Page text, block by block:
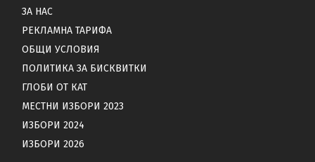
ЗА НАС
РЕКЛАМНА ТАРИФА
ОБЩИ УСЛОВИЯ
ПОЛИТИКА ЗА БИСКВИТКИ
ГЛОБИ ОТ КАТ
МЕСТНИ ИЗБОРИ 2023
ИЗБОРИ 2024
ИЗБОРИ 2026